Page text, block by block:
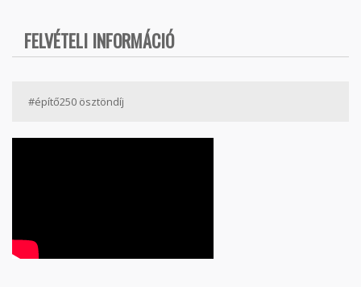
FELVÉTELI INFORMÁCIÓ
#építő250 ösztöndíj